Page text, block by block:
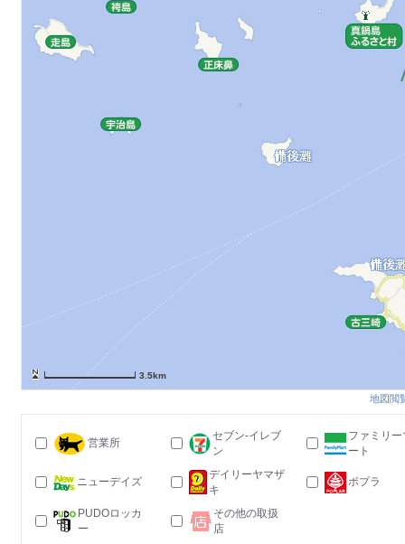
3.5km
地図閲
営業所
セブン-イレブ
ン
ファミリー
ート
ニューデイズ
デイリーヤマザ
キ
ポプラ
PUDOロッカ
ー
その他の取扱
店